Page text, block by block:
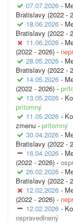
07.07.2026 -
Bratislavy (2022 -
18.06.2026 -
Bratislavy (2022 -
11.06.2026 -
(2022 - 2026) -
28.05.2026 -
Bratislavy (2022 -
14.05.2026 -
(2022 - 2026) -
13.05.2026 -
prítomný
11.05.2026 -
zmenu - prítomný
30.04.2026 -
Bratislavy (2022 -
16.04.2026 -
(2022 - 2026) -
26.02.2026 -
Bratislavy (2022 -
12.02.2026 -
(2022 - 2026) -
12.02.2026 -
ospravedlnený